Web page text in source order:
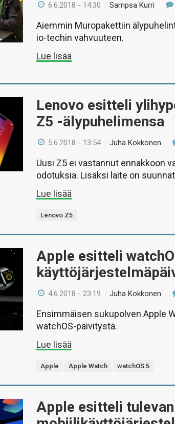
6.6.2018 - 14:30 /Sampsa Kurri
Aiemmin Muropakettiin
io-techin vahvuuteen.
Lue lisää
Lenovo esitteli
Z5 -älypuhelimensa
5.6.2018 - 13:54 /Juha Kokkonen
Uusi Z5 ei vastannut ennakkoon
odotuksia. Lisäksi laite on
Lue lisää
Lenovo Z5
Apple esitteli
4.6.2018 - 23:19 /Juha Kokkonen
Ensimmäisen sukupolven Apple
watchOS-päivitystä.
Lue lisää
Apple Apple Watch watchOS 5
Apple esitteli tulevan